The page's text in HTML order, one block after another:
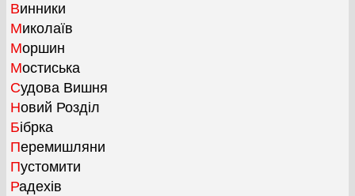
Винники
Миколаїв
Моршин
Мостиська
Судова Вишня
Новий Розділ
Бібрка
Перемишляни
Пустомити
Радехів